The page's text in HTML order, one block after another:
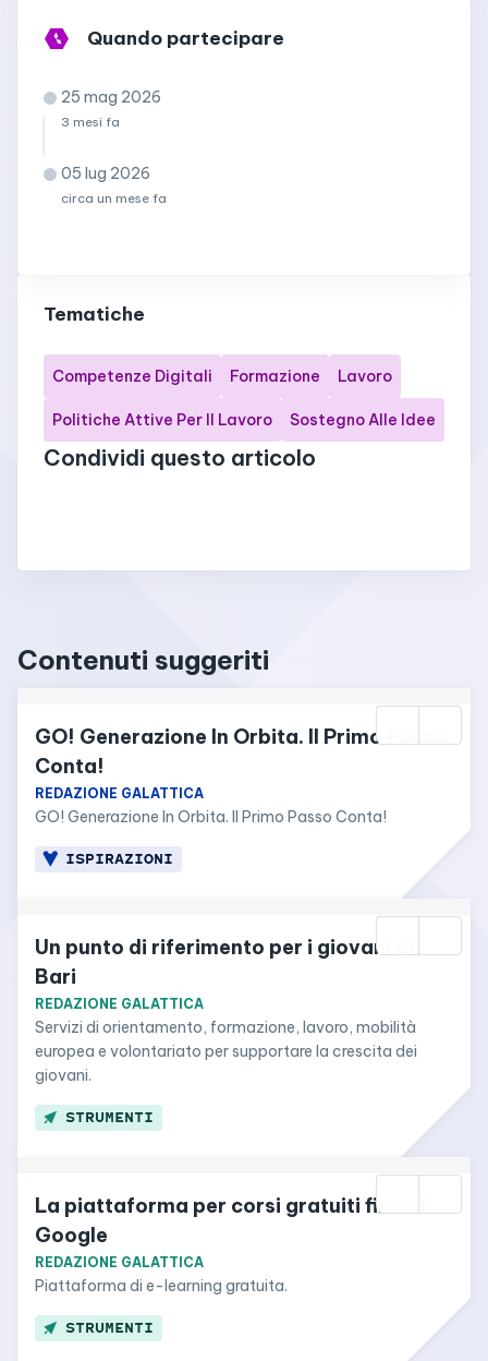
Tematiche
Competenze Digitali Formazione Lavoro
Politiche Attive Per Il Lavoro Sostegno Alle Idee
Condividi questo articolo
Quando partecipare
25 mag 2026
3 mesi fa
05 lug 2026
circa un mese fa
Contenuti suggeriti
GO! Generazione In Orbita. Il Primo Passo
Conta!
REDAZIONE GALATTICA
GO! Generazione In Orbita. Il Primo Passo Conta!
ISPIRAZIONI
Un punto di riferimento per i giovani di
Bari
REDAZIONE GALATTICA
Servizi di orientamento, formazione, lavoro, mobilità
europea e volontariato per supportare la crescita dei
giovani.
STRUMENTI
La piattaforma per corsi gratuiti firmati
Google
REDAZIONE GALATTICA
Piattaforma di e-learning gratuita.
STRUMENTI